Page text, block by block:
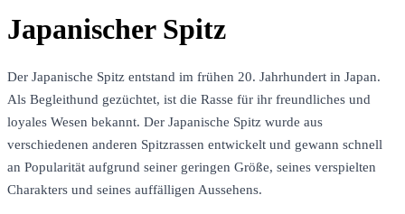
Japanischer Spitz
Der Japanische Spitz entstand im frühen 20. Jahrhundert in Japan.
Als Begleithund gezüchtet, ist die Rasse für ihr freundliches und
loyales Wesen bekannt. Der Japanische Spitz wurde aus
verschiedenen anderen Spitzrassen entwickelt und gewann schnell
an Popularität aufgrund seiner geringen Größe, seines verspielten
Charakters und seines auffälligen Aussehens.